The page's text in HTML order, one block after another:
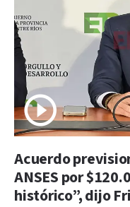
Acuerdo
ANSES por
histórico”, dijo